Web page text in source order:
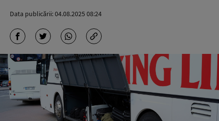
Data publicării:04.08.2025 08:24